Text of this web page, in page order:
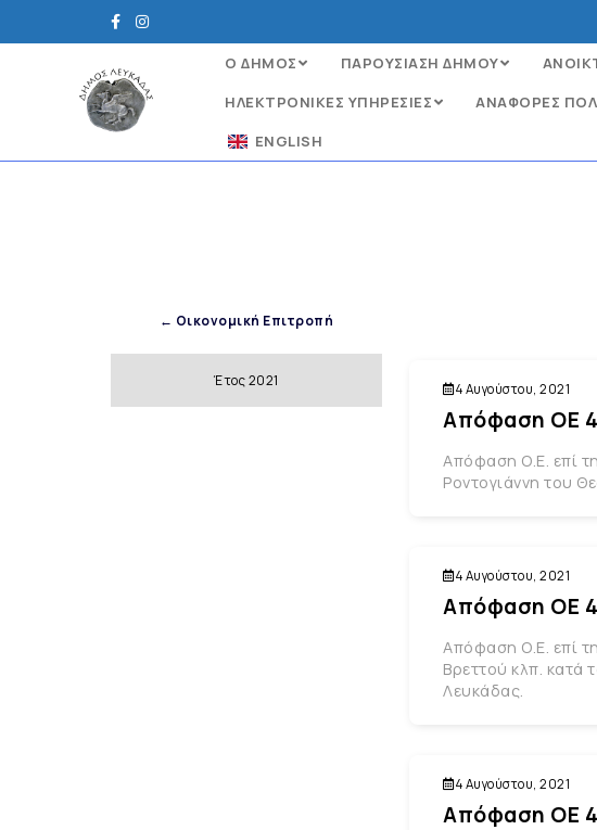
Ο ΔΗΜΟΣ ΠΑΡΟΥΣΙΑΣΗ ΔΗΜΟΥ
ΗΛΕΚΤΡΟΝΙΚΈΣ ΥΠΗΡΕΣΊΕΣ
ΑΝΑΦΟΡΈΣ
ENGLISH
← Οικονομική Επιτροπή
Έτος 2021 4 Αυγούστου, 2021
Απόφαση ΟΕ
Απόφαση Ο.Ε. επί
Ροντογιάννη του
4 Αυγούστου, 2021
Απόφαση ΟΕ
Απόφαση Ο.Ε. επί
Βρεττού κλπ. κατά
Λευκάδας.
4 Αυγούστου, 2021
Απόφαση ΟΕ